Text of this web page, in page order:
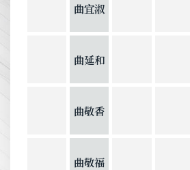
曲宜淑
曲延和
曲敬香
曲敬福